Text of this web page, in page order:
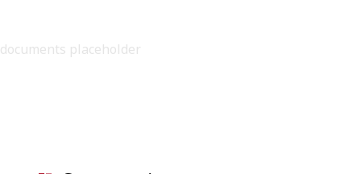
documents placeholder